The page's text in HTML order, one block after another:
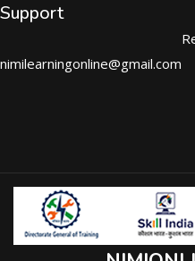
Support
nimilearningonline@gmail.com